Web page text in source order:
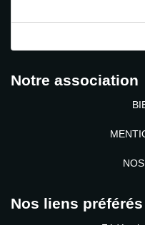
Notre association
Nos liens préférés